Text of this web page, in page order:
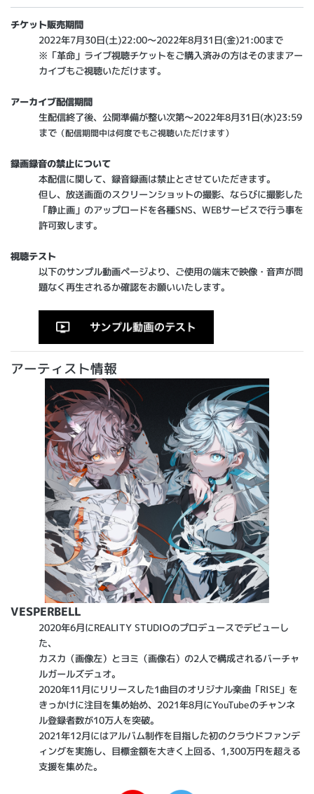
チケット販売期間
2022年7月30日(土)22:00～2022年8月31日(金)21:00まで
※「革命」ライブ視聴チケットをご購入済みの方はそのままアー
カイブもご視聴いただけます。
アーカイブ配信期間
生配信終了後、公開準備が整い次第～2022年8月31日(水)23:59
まで （配信期間中は何度でもご視聴いただけます）
録画録音の禁止について
本配信に関して、録音録画は禁止とさせていただきます。
但し、放送画面のスクリーンショットの撮影、ならびに撮影した
「静止画」のアップロードを各種SNS、WEBサービスで行う事を
許可致します。
視聴テスト
以下のサンプル動画ページより、ご使用の端末で映像・音声が問
題なく再生されるか確認をお願いいたします。
アーティスト情報
VESPERBELL
2020年6月にREALITY STUDIOのプロデュースでデビューし
た、
カスカ（画像左）とヨミ（画像右）の2人で構成されるバーチャ
ルガールズデュオ。
2020年11月にリリースした1曲目のオリジナル楽曲「RISE」を
きっかけに注目を集め始め、2021年8月にYouTubeのチャンネ
ル登録者数が10万人を突破。
2021年12月にはアルバム制作を目指した初のクラウドファンデ
ィングを実施し、目標金額を大きく上回る、1,300万円を超える
支援を集めた。